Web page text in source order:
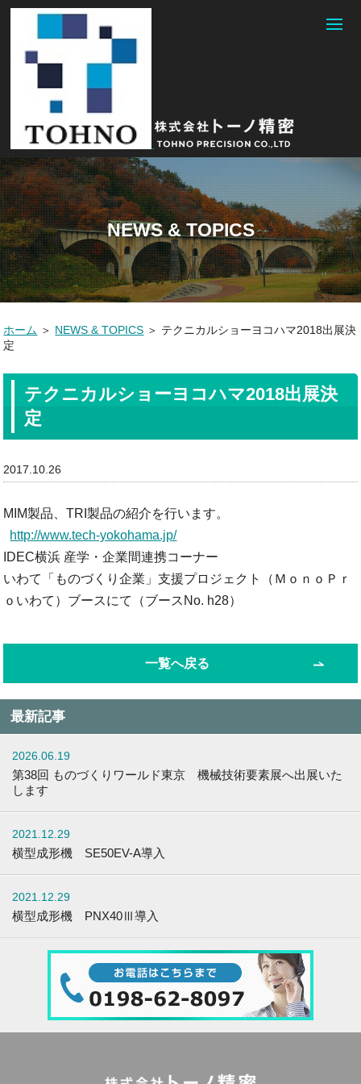
NEWS & TOPICS
ホーム ＞ NEWS & TOPICS ＞ テクニカルショーヨコハマ2018出展決
定
テクニカルショーヨコハマ2018出展決
定
2017.10.26
MIM製品、TRI製品の紹介を行います。
http://www.tech-yokohama.jp/
IDEC横浜 産学・企業間連携コーナー
いわて「ものづくり企業」支援プロジェクト（ＭｏｎｏＰｒ
ｏいわて）ブースにて（ブースNo. h28）
一覧へ戻る
最新記事
2026.06.19
第38回 ものづくりワールド東京 機械技術要素展へ出展いた
します
2021.12.29
横型成形機 SE50EV-A導入
2021.12.29
横型成形機 PNX40Ⅲ導入